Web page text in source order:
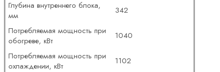
Глубина внутреннего блока,
мм
342
Потребляемая мощность при
обогреве, кВт
1040
Потребляемая мощность при
охлаждении, кВт
1102